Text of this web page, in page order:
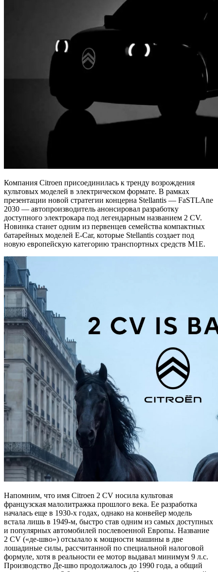
Компания Citroen присоединилась к тренду возрождения
культовых моделей в электрическом формате. В рамках
презентации новой стратегии концерна Stellantis — FaSTLAne
2030 — автопроизводитель анонсировал разработку
доступного электрокара под легендарным названием 2 CV.
Новинка станет одним из первенцев семейства компактных
батарейных моделей E-Car, которые Stellantis создает под
новую европейскую категорию транспортных средств M1E.
Напомним, что имя Citroen 2 CV носила культовая
французская малолитражка прошлого века. Ее разработка
началась еще в 1930-х годах, однако на конвейер модель
встала лишь в 1949-м, быстро став одним из самых доступных
и популярных автомобилей послевоенной Европы. Название
2 CV («де-шво») отсылало к мощности машины в две
лошадиные силы, рассчитанной по специальной налоговой
формуле, хотя в реальности ее мотор выдавал минимум 9 л.с.
Производство Де-шво продолжалось до 1990 года, а общий